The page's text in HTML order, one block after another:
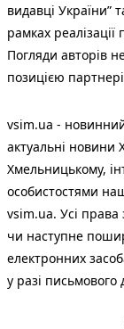
видавці
рамках
Погляди авторів
позицією
vsim.ua -
актуальні новини
Хмельницькому,
особистостями
vsim.ua. Усі
чи наступне
електронних
у разі письмового